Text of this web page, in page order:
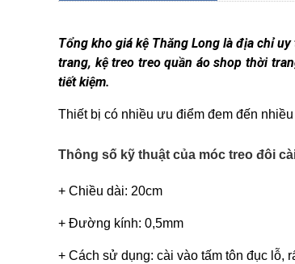
Tổng kho giá kệ Thăng Long là địa chỉ
trang, kệ treo treo quần áo shop thời
tiết kiệm.
Thiết bị có nhiều ưu điểm đem đến
Thông số kỹ thuật của móc treo đôi
+ Chiều dài: 20cm
+ Đường kính: 0,5mm
+ Cách sử dụng: cài vào tấm tôn đục lỗ,